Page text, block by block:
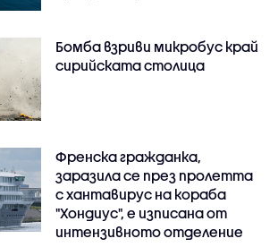
Бомба взриви микробус край
сирийската столица
Френска гражданка,
заразила се през пролетта
с хантавирус на кораба
"Хондиус", е изписана от
интензивното отделение